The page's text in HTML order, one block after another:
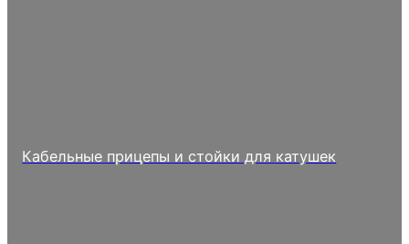
Кабельные прицепы и стойки для катушек